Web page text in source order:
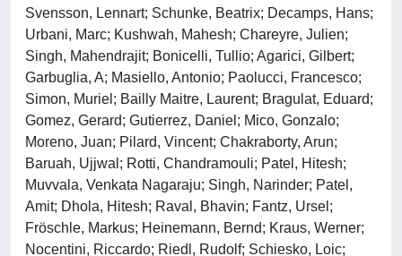
Svensson, Lennart; Schunke, Beatrix; Decamps, Hans;
Urbani, Marc; Kushwah, Mahesh; Chareyre, Julien;
Singh, Mahendrajit; Bonicelli, Tullio; Agarici, Gilbert;
Garbuglia, A; Masiello, Antonio; Paolucci, Francesco;
Simon, Muriel; Bailly Maitre, Laurent; Bragulat, Eduard;
Gomez, Gerard; Gutierrez, Daniel; Mico, Gonzalo;
Moreno, Juan; Pilard, Vincent; Chakraborty, Arun;
Baruah, Ujjwal; Rotti, Chandramouli; Patel, Hitesh;
Muvvala, Venkata Nagaraju; Singh, Narinder; Patel,
Amit; Dhola, Hitesh; Raval, Bhavin; Fantz, Ursel;
Fröschle, Markus; Heinemann, Bernd; Kraus, Werner;
Nocentini, Riccardo; Riedl, Rudolf; Schiesko, Loic;